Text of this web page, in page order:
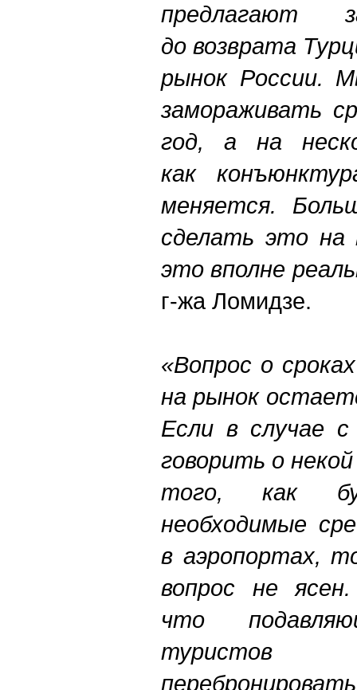
предлагают
до возврата
рынок России.
замораживать
год, а на
как
меняется.
сделать это на
это вполне
г-жа Ломидзе.
«Вопрос о
на рынок
Если в случае
говорить о
того, как
необходимые
в аэропортах,
вопрос не
что